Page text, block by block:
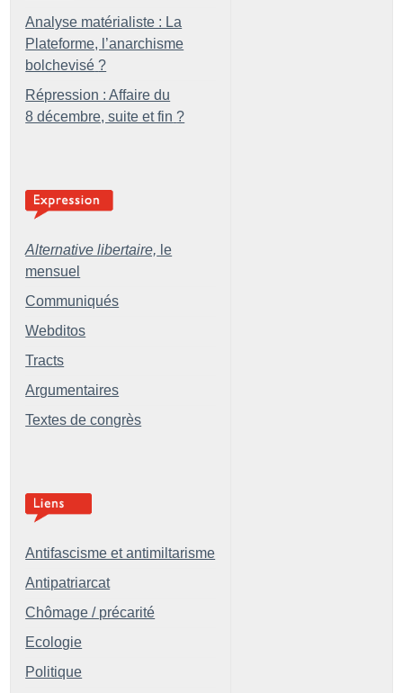
Analyse matérialiste : La
Plateforme, l’anarchisme
bolchevisé ?
Répression : Affaire du
8 décembre, suite et fin ?
Alternative libertaire, le
mensuel
Communiqués
Webditos
Tracts
Argumentaires
Textes de congrès
Antifascisme et antimiltarisme
Antipatriarcat
Chômage / précarité
Ecologie
Politique